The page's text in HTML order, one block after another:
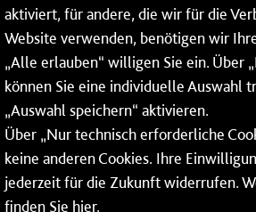
* Montags bis freitags bis 7 und ab
Wochenenden und Feiertagen
Anrufe je nach Themenauswahl an
RMV oder von nextbike
ausschließlich Auskünfte zum
meinRad.
aktiviert, für andere, die wir für die
Website verwenden, benötigen wir
„Alle erlauben“ willigen Sie ein. Über
können Sie eine individuelle Auswahl
„Auswahl speichern“ aktivieren.
Über „Nur technisch erforderliche
keine anderen Cookies. Ihre
jederzeit für die Zukunft widerrufen.
finden Sie hier.